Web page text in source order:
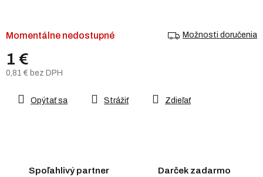
1 €
0,81 € bez DPH
cena:
Momentálne nedostupné Možnosti doručenia
Opýtať sa Strážiť Zdieľať
Spoľahlivý partner Darček zadarmo